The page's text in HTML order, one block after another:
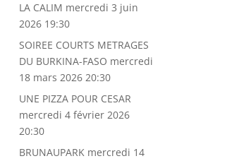
LA CALIM mercredi 3 juin
2026 19:30
SOIREE COURTS METRAGES
DU BURKINA-FASO mercredi
18 mars 2026 20:30
UNE PIZZA POUR CESAR
mercredi 4 février 2026
20:30
BRUNAUPARK mercredi 14